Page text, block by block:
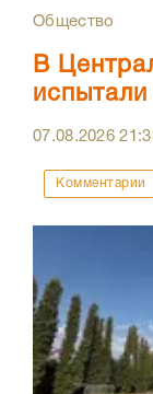
Общество
В
07.08.2026
Комментарии